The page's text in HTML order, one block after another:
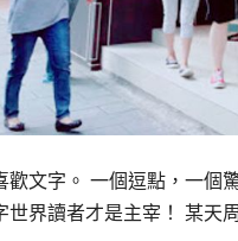
歡文字。 一個逗點，一個
世界讀者才是主宰！ 某天